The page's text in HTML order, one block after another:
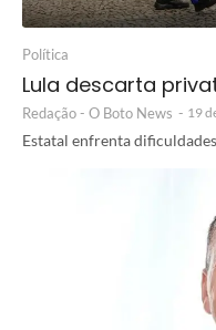
Política
Lula descarta
Redação - O Boto News - 19
Estatal enfrenta